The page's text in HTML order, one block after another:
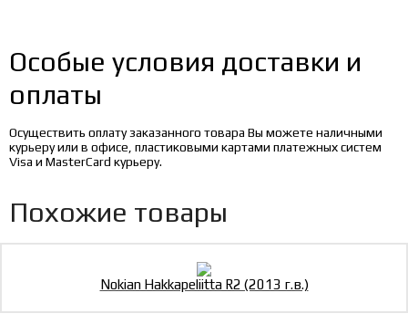
Особые условия доставки и
оплаты
Осуществить оплату заказанного товара Вы можете наличными
курьеру или в офисе, пластиковыми картами платежных систем
Visa и MasterCard курьеру.
Похожие товары
Nokian Hakkapeliitta R2 (2013 г.в.)